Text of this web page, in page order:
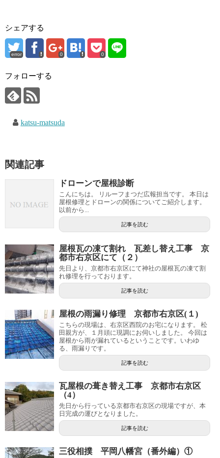
シェアする
error 0 0
フォローする
katsu-matsuda
関連記事
ドローンで屋根診断
こんにちは。 リルーフまつだ広報担当です。 本日は
屋根修理とドローンの関係についてご紹介します。
以前から...
記事を読む
屋根瓦の凍て割れ 瓦差し替え工事 京
都市右京区にて（２）
先日より、京都市右京区にて神社の屋根瓦の凍て割
れ修理を行っております。
記事を読む
屋根の雨漏り修理 京都市右京区(１)
こちらの現場は、右京区西院のお宅になります。 松
田親方が、１月頭に現調にお伺いしました。 今回は
屋根から雨が漏れているということです。いわゆ
る、雨漏りです。
記事を読む
瓦屋根の葺き替え工事 京都市右京区
（4）
先日から行っている京都市右京区の現場ですが、本
日完成の運びとなりました。
記事を読む
三役相撲 平岡八幡宮（番外編）①